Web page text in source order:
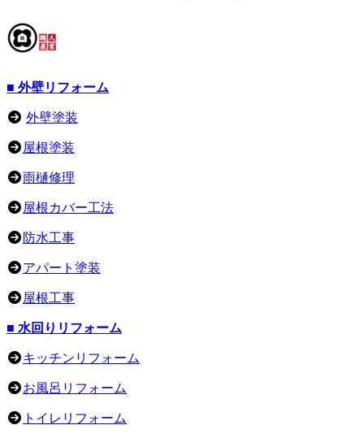
■ 外壁リフォーム
外壁塗装
屋根塗装
雨樋修理
屋根カバー工法
防水工事
アパート塗装
屋根工事
■ 水回りリフォーム
キッチンリフォーム
お風呂リフォーム
トイレリフォーム